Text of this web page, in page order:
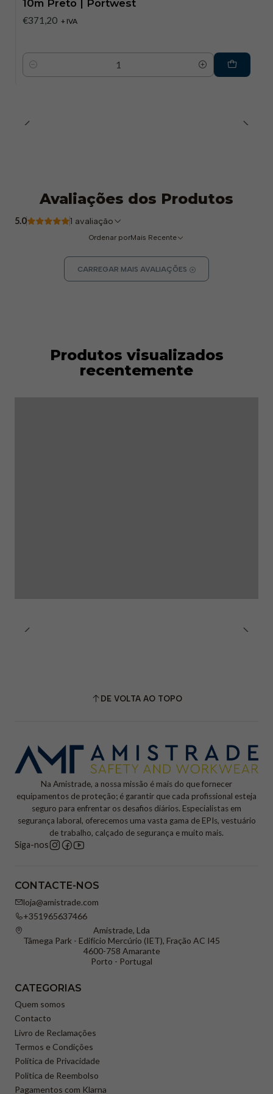
10m Preto | Portwest
€371,20 + IVA
Quantidade
Avaliações dos Produtos
5.0 1 avaliação
Ordenar porMais Recente
CARREGAR MAIS AVALIAÇÕES
Produtos visualizados
recentemente
DE VOLTA AO TOPO
Na Amistrade, a nossa missão é mais do que fornecer
equipamentos de proteção; é garantir que cada profissional esteja
seguro para enfrentar os desafios diários. Especialistas em
segurança laboral, oferecemos uma vasta gama de EPIs, vestuário
de trabalho, calçado de segurança e muito mais.
Siga-nos
CONTACTE-NOS
loja@amistrade.com
+351965637466
Amistrade, Lda
Tâmega Park - Edifício Mercúrio (IET), Fração AC I45
4600-758 Amarante
Porto - Portugal
CATEGORIAS
Quem somos
Contacto
Livro de Reclamações
Termos e Condições
Política de Privacidade
Politica de Reembolso
Pagamentos com Klarna